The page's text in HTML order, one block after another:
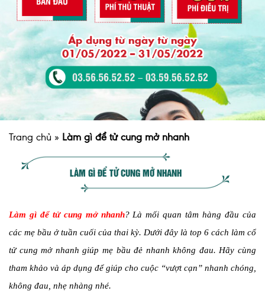
Trang chủ » Làm gì để tử cung mở nhanh
LÀM GÌ ĐỂ TỬ CUNG MỞ NHANH
Làm gì để tử cung mở nhanh? Là mối quan tâm hàng đầu của
các mẹ bầu ở tuần cuối của thai kỳ. Dưới đây là top 6 cách làm cổ
tử cung mở nhanh giúp mẹ bầu đẻ nhanh không đau. Hãy cùng
tham khảo và áp dụng để giúp cho cuộc “vượt cạn” nhanh chóng,
không đau, nhẹ nhàng nhé.